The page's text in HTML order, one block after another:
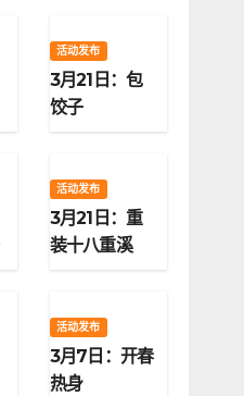
活动发布
3月21日：包
饺子
活动发布
3月21日：重
装十八重溪
活动发布
3月7日：开春
热身